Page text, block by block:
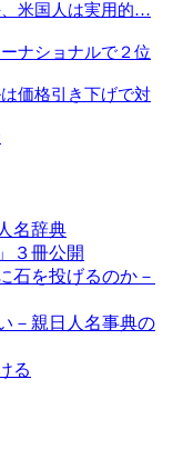
米国人は実用的…
ナショナルで２位
価格引き下げで対
名辞典
３冊公開
石を投げるのか－
－親日人名事典の
る